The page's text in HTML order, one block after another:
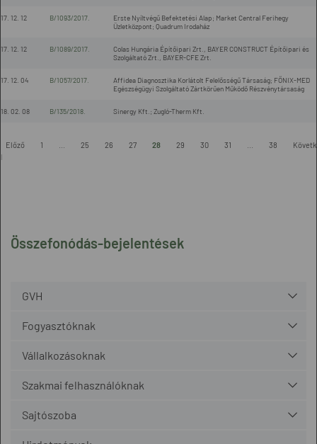
Összefonódás-bejelentések
GVH
Fogyasztóknak
Vállalkozásoknak
Szakmai felhasználóknak
Sajtószoba
12. 12 B/1093/2017.
Erste Nyíltvégű Befektetési Alap; Market Central Ferihegy
Üzletközpont; Quadrum Irodaház
12. 12 B/1089/2017.
Colas Hungária Építőipari Zrt., BAYER CONSTRUCT Építőipari és
Szolgáltató Zrt., BAYER-CFE Zrt.
12. 04 B/1057/2017.
Affidea Diagnosztika Korlátolt Felelősségű Társaság; FŐNIX-MED
Egészségügyi Szolgáltató Zártkörűen Működő Részvénytársaság
02. 08 B/135/2018. Sinergy Kft.; Zugló-Therm Kft.
Előző 1 25 26 27 28 29 30 31 38